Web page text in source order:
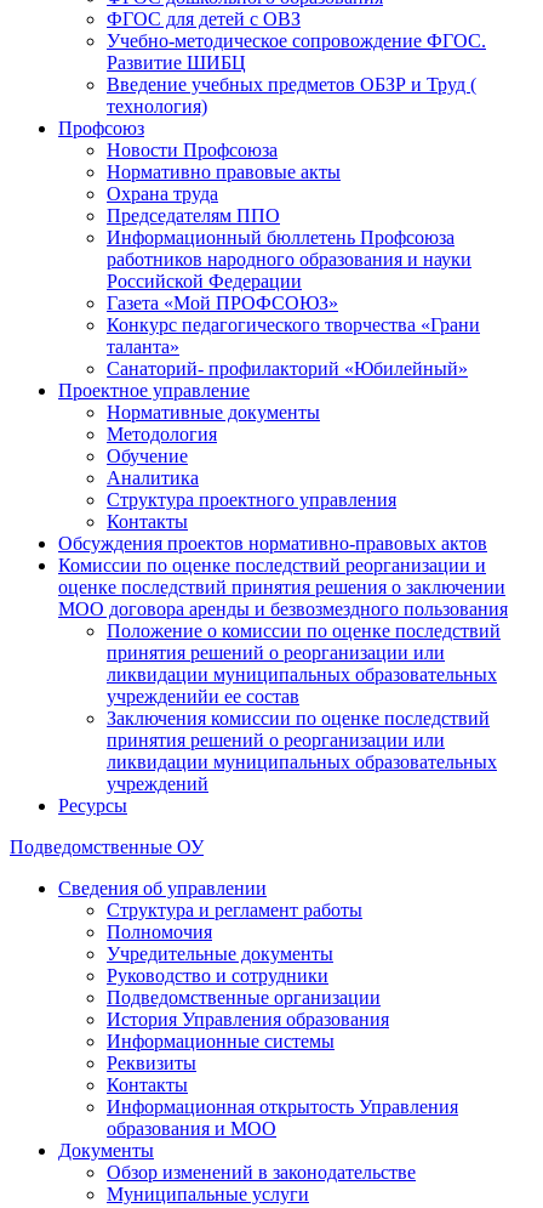
ФГОС для детей с ОВЗ
Учебно-методическое сопровождение ФГОС.
Развитие ШИБЦ
Введение учебных предметов ОБЗР и Труд (
технология)
Профсоюз
Новости Профсоюза
Нормативно правовые акты
Охрана труда
Председателям ППО
Информационный бюллетень Профсоюза
работников народного образования и науки
Российской Федерации
Газета «Мой ПРОФСОЮЗ»
Конкурс педагогического творчества «Грани
таланта»
Санаторий- профилакторий «Юбилейный»
Проектное управление
Нормативные документы
Методология
Обучение
Аналитика
Структура проектного управления
Контакты
Обсуждения проектов нормативно-правовых актов
Комиссии по оценке последствий реорганизации и
оценке последствий принятия решения о заключении
МОО договора аренды и безвозмездного пользования
Положение о комиссии по оценке последствий
принятия решений о реорганизации или
ликвидации муниципальных образовательных
учрежденийи ее состав
Заключения комиссии по оценке последствий
принятия решений о реорганизации или
ликвидации муниципальных образовательных
учреждений
Ресурсы
Подведомственные ОУ
Сведения об управлении
Структура и регламент работы
Полномочия
Учредительные документы
Руководство и сотрудники
Подведомственные организации
История Управления образования
Информационные системы
Реквизиты
Контакты
Информационная открытость Управления
образования и МОО
Документы
Обзор изменений в законодательстве
Муниципальные услуги